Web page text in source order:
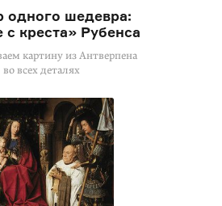
одного шедевра:
с креста» Рубенса
картину из Антверпена
во всех деталях